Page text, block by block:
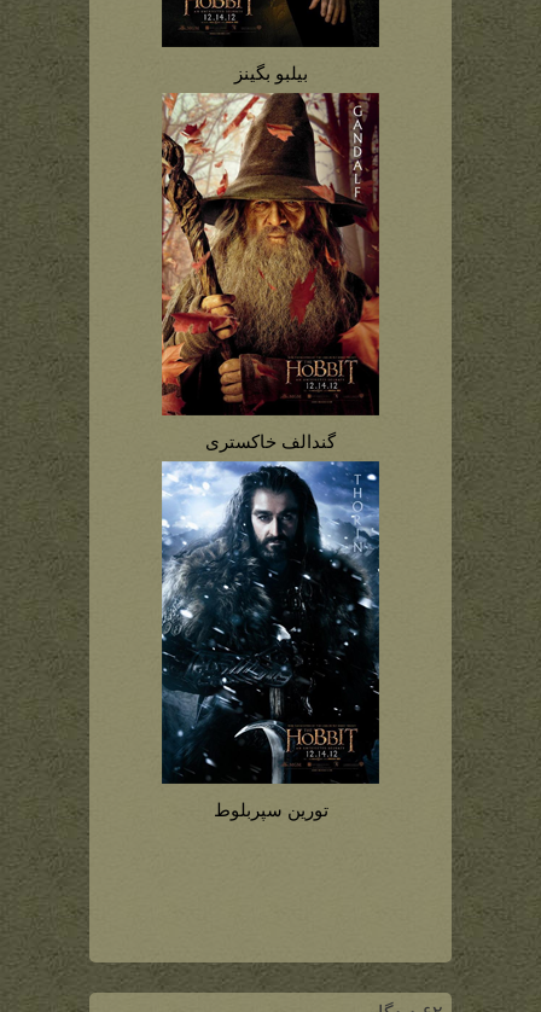
بیلبو بگینز
گندالف خاکستری
تورین سپربلوط